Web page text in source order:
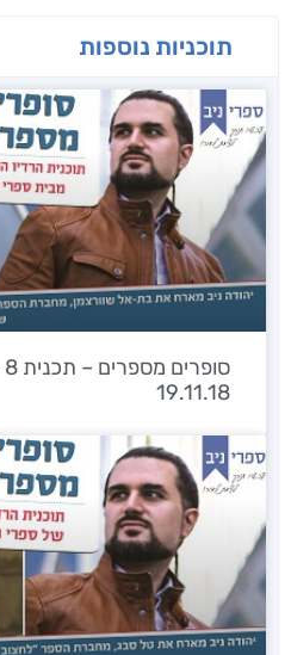
תוכניות נוספות
19.11.18